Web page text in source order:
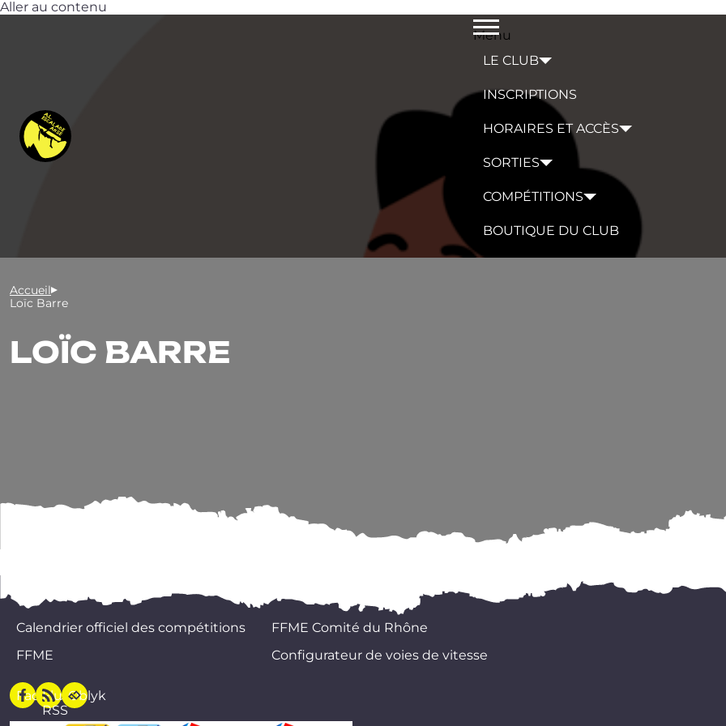
Aller au contenu
Menu
LE CLUB
INSCRIPTIONS
HORAIRES ET ACCÈS
SORTIES
COMPÉTITIONS
BOUTIQUE DU CLUB
Accueil
Loïc Barre
LOÏC BARRE
Calendrier officiel des compétitions
FFME
FFME Comité du Rhône
Configurateur de voies de vitesse
Facebook
Flux
RSS
Oblyk